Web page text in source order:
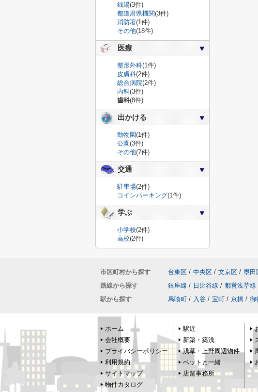
銭湯(3件)
都道府県機関(3件)
消防署(1件)
その他(18件)
医療
整形外科(1件)
皮膚科(2件)
総合病院(2件)
内科(3件)
歯科(8件)
出かける
動物園(1件)
公園(3件)
その他(7件)
交通
駐車場(2件)
コインパーキング(1件)
学ぶ
小学校(2件)
高校(2件)
市区町村から探す 台東区 / 中央区 / 文京区 / 墨田
路線から探す
銀座線 / 日比谷線 / 都営浅草線
駅から探す
馬喰町 / 入谷 / 宝町 / 京橋 / 御
ホーム
会社概要
プライバシーポリシー
利用規約
サイトマップ
物件カタログ
駅近
新築・築浅
浅草・上野周辺物件
ペットと一緒
店舗事務所